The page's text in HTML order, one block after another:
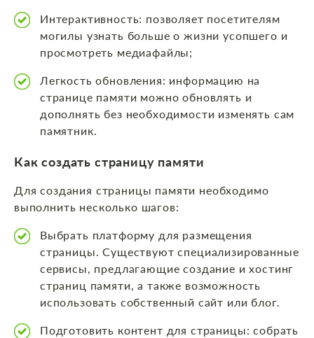
Интерактивность: позволяет посетителям
могилы узнать больше о жизни усопшего и
просмотреть медиафайлы;
Легкость обновления: информацию на
странице памяти можно обновлять и
дополнять без необходимости изменять сам
памятник.
Как создать страницу памяти
Для создания страницы памяти необходимо
выполнить несколько шагов:
Выбрать платформу для размещения
страницы. Существуют специализированные
сервисы, предлагающие создание и хостинг
страниц памяти, а также возможность
использовать собственный сайт или блог.
Подготовить контент для страницы: собрать